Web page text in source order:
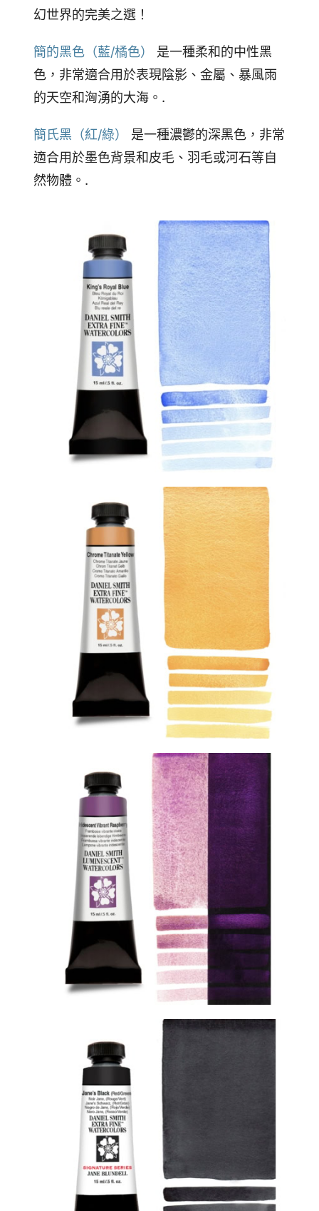
幻世界的完美之選！
簡的黑色（藍/橘色）
是一種柔和的中性黑
色，非常適合用於表現陰影、金屬、暴風雨
的天空和洶湧的大海。.
簡氏黑（紅/綠）
是一種濃鬱的深黑色，非常
適合用於墨色背景和皮毛、羽毛或河石等自
然物體。.